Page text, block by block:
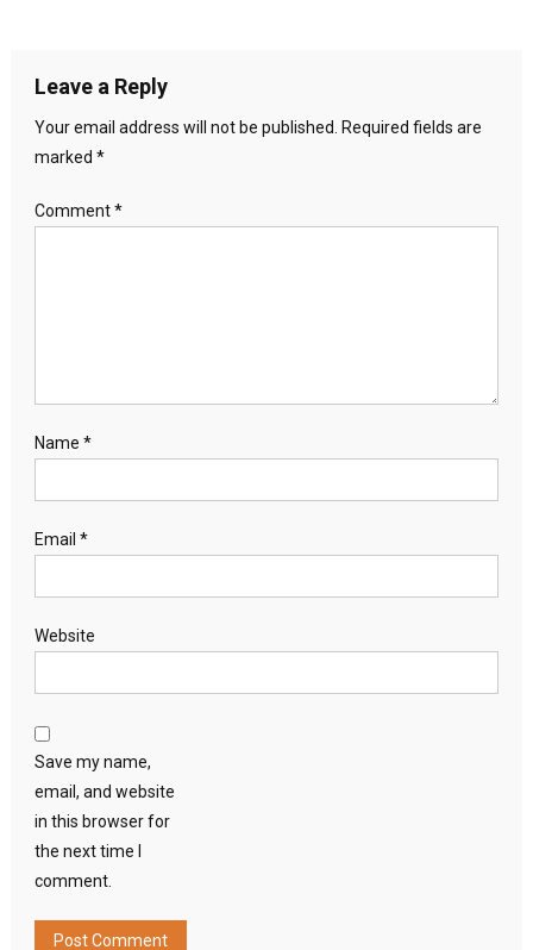
Leave a Reply
Your email address will not be published.
Required fields are
marked *
Comment*
Name *
Email *
Website
Save my name,
email, and website
in this browser for
the next time I
comment.